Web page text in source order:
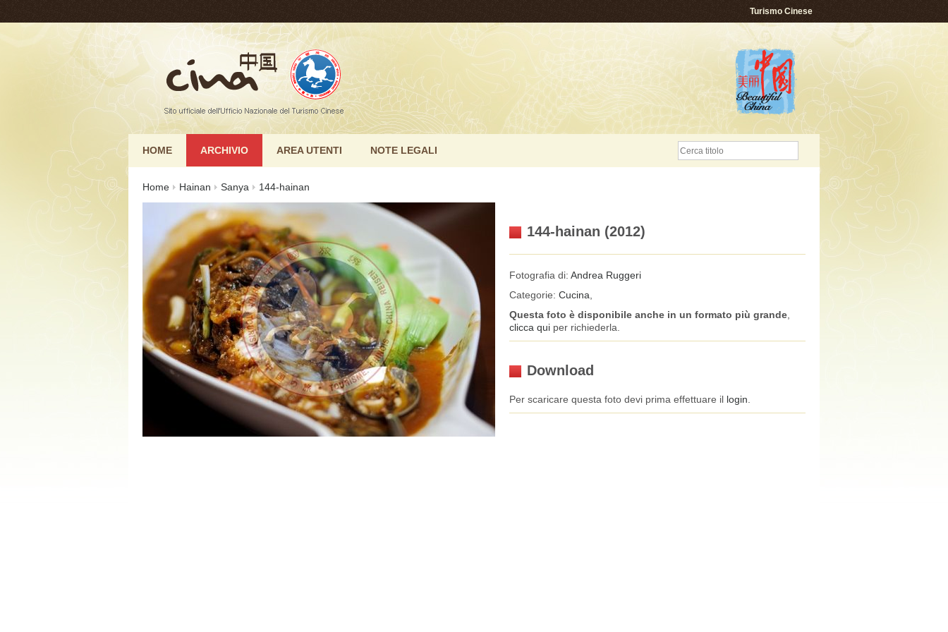
Turismo Cinese
HOME ARCHIVIO AREA UTENTI NOTE LEGALI
Home Hainan Sanya 144-hainan
144-hainan (2012)
Fotografia di: Andrea Ruggeri
Categorie: Cucina
Questa foto è disponibile anche in un formato più grande
clicca qui per richiederla.
Download
Per scaricare questa foto devi prima effettuare il login